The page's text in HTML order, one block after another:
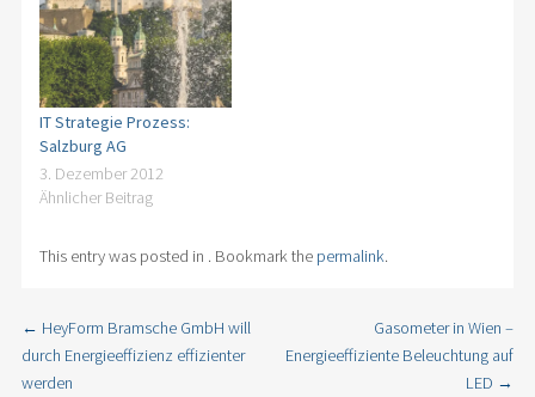
IT Strategie Prozess:
Salzburg AG
3. Dezember 2012
Ähnlicher Beitrag
This entry was posted in . Bookmark the permalink.
Post navigation
← HeyForm Bramsche GmbH will
durch Energieeffizienz effizienter
werden
Gasometer in Wien –
Energieeffiziente Beleuchtung auf
LED →